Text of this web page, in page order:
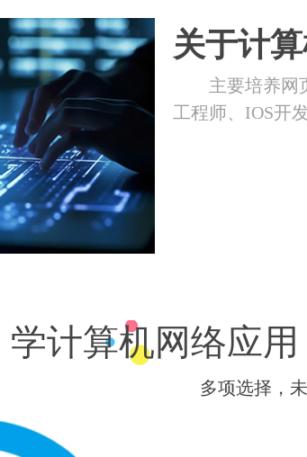
关于计
主要培养网
工程师、IOS开
学计算机网络应
多项选择，